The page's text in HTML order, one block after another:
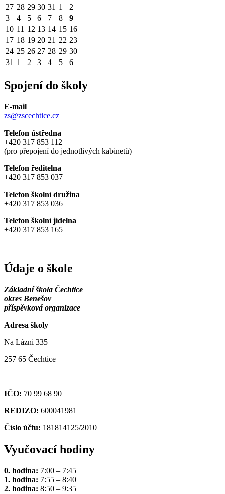
27 28 29 30 31 1
2
3
4 5 6 7 8
9
10 11 12 13 14 15 16
17 18 19 20 21 22 23
24 25 26 27 28 29 30
31 1 2 3 4 5 6
Spojení do školy
E-mail
zs@zscechtice.cz
Telefon ústředna
+420 317 853 112
(pro přepojení do jednotlivých kabinetů)
Telefon ředitelna
+420 317 853 037
Telefon školní družina
+420 317 853 036
Telefon školní jídelna
+420 317 853 165
Údaje o škole
Základní škola Čechtice
okres Benešov
příspěvková organizace
Adresa školy
Na Lázni 335
257 65 Čechtice
IČO: 70 99 68 90
REDIZO: 600041981
Číslo účtu: 181814125/2010
Vyučovací hodiny
0. hodina: 7:00 – 7:45
1. hodina: 7:55 – 8:40
2. hodina: 8:50 – 9:35